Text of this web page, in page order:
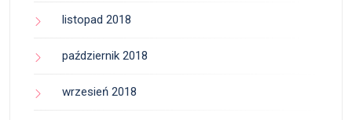
listopad 2018
październik 2018
wrzesień 2018